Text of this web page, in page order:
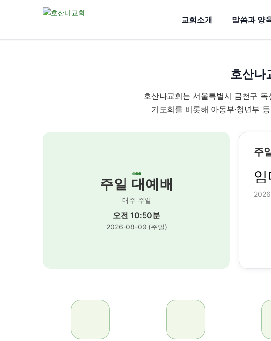
교회소개 말씀과 양
호산나
호산나교회는 서울특별시 금천구
기도회를 비롯해 아동부·청년부
주일 대예배
매주 주일
오전 10:50분
2026-08-09 (주일)
주
임